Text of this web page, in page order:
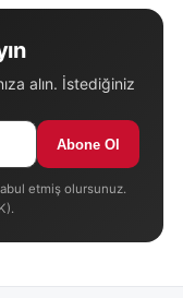
alın. İstediğiniz
Abone Ol
etmiş olursunuz.